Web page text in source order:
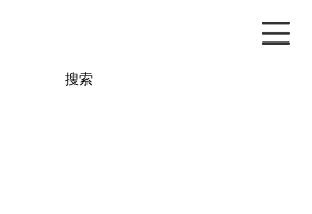
搜索